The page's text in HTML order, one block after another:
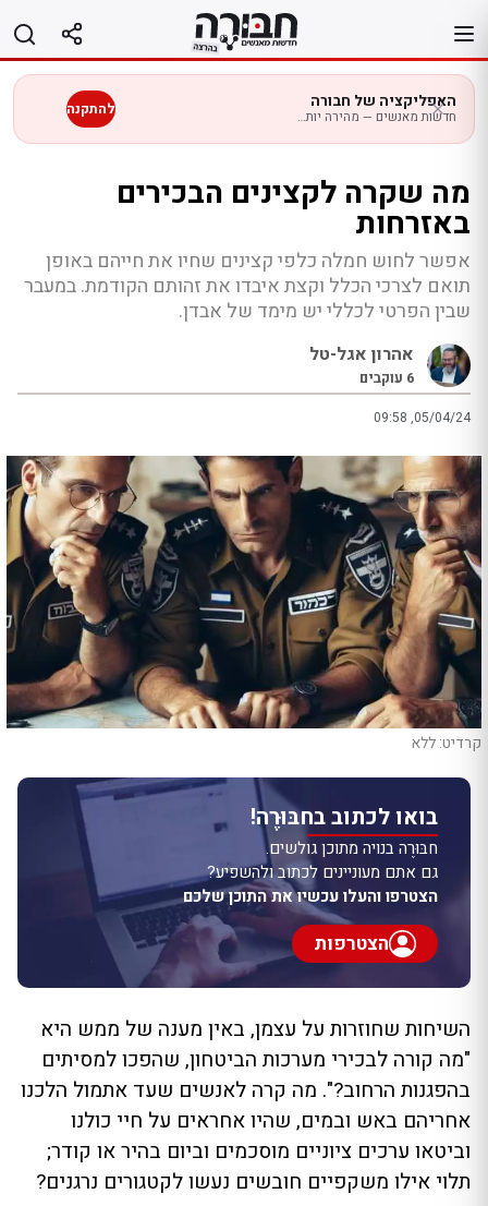
לתוכן
האפליקציה של חבורה
חדשות מאנשים — מהירה יותר בנייד להתקנה
מה שקרה לקצינים הבכירים
באזרחות
אפשר לחוש חמלה כלפי קצינים שחיו את חייהם באופן
תואם לצרכי הכלל וקצת איבדו את זהותם הקודמת. במעבר
שבין הפרטי לכללי יש מימד של אבדן.
אהרון אגל-טל
6 עוקבים
09:58 ,05/04/24
קרדיט: ללא
בואו לכתוב בחבּוּרֶה!
חבּוּרֶה בנויה מתוכן גולשים.
גם אתם מעוניינים לכתוב ולהשפיע?
הצטרפו והעלו עכשיו את התוכן שלכם
הצטרפות
השיחות שחוזרות על עצמן, באין מענה של ממש היא
"מה קורה לבכירי מערכות הביטחון, שהפכו למסיתים
בהפגנות הרחוב?". מה קרה לאנשים שעד אתמול הלכנו
אחריהם באש ובמים, שהיו אחראים על חיי כולנו
וביטאו ערכים ציוניים מוסכמים וביום בהיר או קודר;
תלוי אילו משקפיים חובשים נעשו לקטגורים נרגנים?